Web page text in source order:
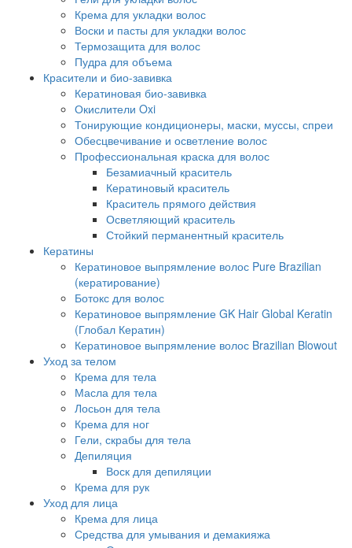
Крема для укладки волос
Воски и пасты для укладки волос
Термозащита для волос
Пудра для объема
Красители и био-завивка
Кератиновая био-завивка
Окислители Oxi
Тонирующие кондиционеры, маски, муссы, спреи
Обесцвечивание и осветление волос
Профессиональная краска для волос
Безамиачный краситель
Кератиновый краситель
Краситель прямого действия
Осветляющий краситель
Стойкий перманентный краситель
Кератины
Кератиновое выпрямление волос Pure Brazilian
(кератирование)
Ботокс для волос
Кератиновое выпрямление GK Hair Global Keratin
(Глобал Кератин)
Кератиновое выпрямление волос Brazilian Blowout
Уход за телом
Крема для тела
Масла для тела
Лосьон для тела
Крема для ног
Гели, скрабы для тела
Депиляция
Воск для депиляции
Крема для рук
Уход для лица
Крема для лица
Средства для умывания и демакияжа